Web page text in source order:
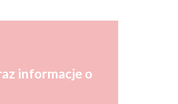
informacje o